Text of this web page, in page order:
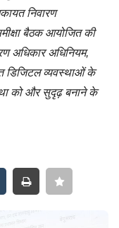
निवारण
बैठक आयोजित की
अधिकार अधिनियम,
डिजिटल व्यवस्थाओं के
को और सुदृढ़ बनाने के